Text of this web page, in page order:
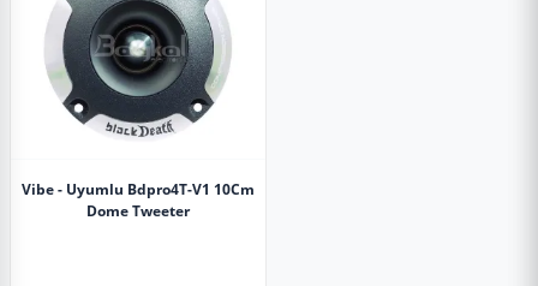
Vibe - Uyumlu Bdpro4T-V1 10Cm
Dome Tweeter